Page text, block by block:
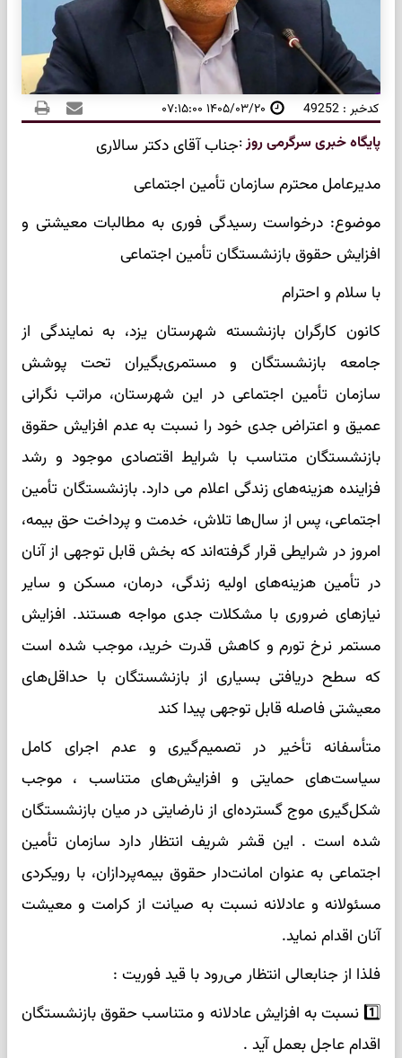
کدخبر : 49252 ۱۴۰۵/۰۳/۲۰ ۰۷:۱۵:۰۰
پایگاه خبری سرگرمی روز:جناب آقای دکتر سالاری
مدیرعامل محترم سازمان تأمین اجتماعی
موضوع: درخواست رسیدگی فوری به مطالبات معیشتی و
افزایش حقوق بازنشستگان تأمین اجتماعی
با سلام و احترام
کانون کارگران بازنشسته شهرستان یزد، به نمایندگی از
جامعه بازنشستگان و مستمری‌بگیران تحت پوشش
سازمان تأمین اجتماعی در این شهرستان، مراتب نگرانی
عمیق و اعتراض جدی خود را نسبت به عدم افزایش حقوق
بازنشستگان متناسب با شرایط اقتصادی موجود و رشد
فزاینده هزینه‌های زندگی اعلام می ‌دارد. بازنشستگان تأمین
اجتماعی، پس از سال‌ها تلاش، خدمت و پرداخت حق بیمه،
امروز در شرایطی قرار گرفته‌اند که بخش قابل توجهی از آنان
در تأمین هزینه‌های اولیه زندگی، درمان، مسکن و سایر
نیازهای ضروری با مشکلات جدی مواجه هستند. افزایش
مستمر نرخ تورم و کاهش قدرت خرید، موجب شده است
که سطح دریافتی بسیاری از بازنشستگان با حداقل‌های
معیشتی فاصله قابل توجهی پیدا کند
متأسفانه تأخیر در تصمیم‌گیری و عدم اجرای کامل
سیاست‌های حمایتی و افزایش‌های متناسب ، موجب
شکل‌گیری موج گسترده‌ای از نارضایتی در میان بازنشستگان
شده است . این قشر شریف انتظار دارد سازمان تأمین
اجتماعی به عنوان امانت‌دار حقوق بیمه‌پردازان، با رویکردی
مسئولانه و عادلانه نسبت به صیانت از کرامت و معیشت
آنان اقدام نماید.
فلذا از جنابعالی انتظار می‌رود با قید فوریت :
1️⃣ نسبت به افزایش عادلانه و متناسب حقوق بازنشستگان
اقدام عاجل بعمل آید .